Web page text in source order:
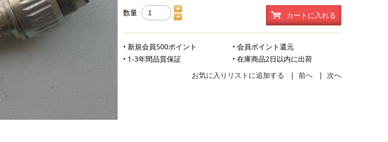
数量 カートに入れる
• 新規会員500ポイント
• 会員ポイント還元
• 1-3年間品質保証
• 在庫商品2日以内に出荷
お気に入りリストに追加する
| 前へ | 次へ